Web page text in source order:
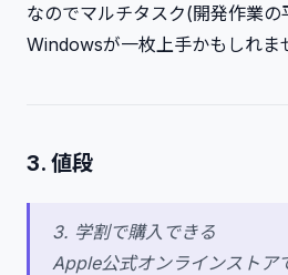
なのでマルチタスク(開発作業
Windowsが一枚上手かもしれま
3. 値段
3. 学割で購入できる
Apple公式オンラインストア